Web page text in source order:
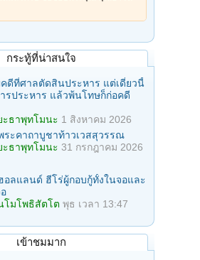
กระทู้ที่น่าสนใจ
ดีที่ศาลตัดสินประหาร แต่เดี๋ยวนี้
รประหาร แล้วพ้นโทษก็ก่อคดี
ะธาพุทโมนะ 1 สิงหาคม 2026
ระคาถาบูชาท้าวเวสสุวรรณ
ะธาพุทโมนะ 31 กรกฎาคม 2026
อลแลนด์ ฮีโร่ผู้กอบกู้ทั้งในจอและ
โมโพธิสัตโต พุธ เวลา 13:47
เข้าชมมาก